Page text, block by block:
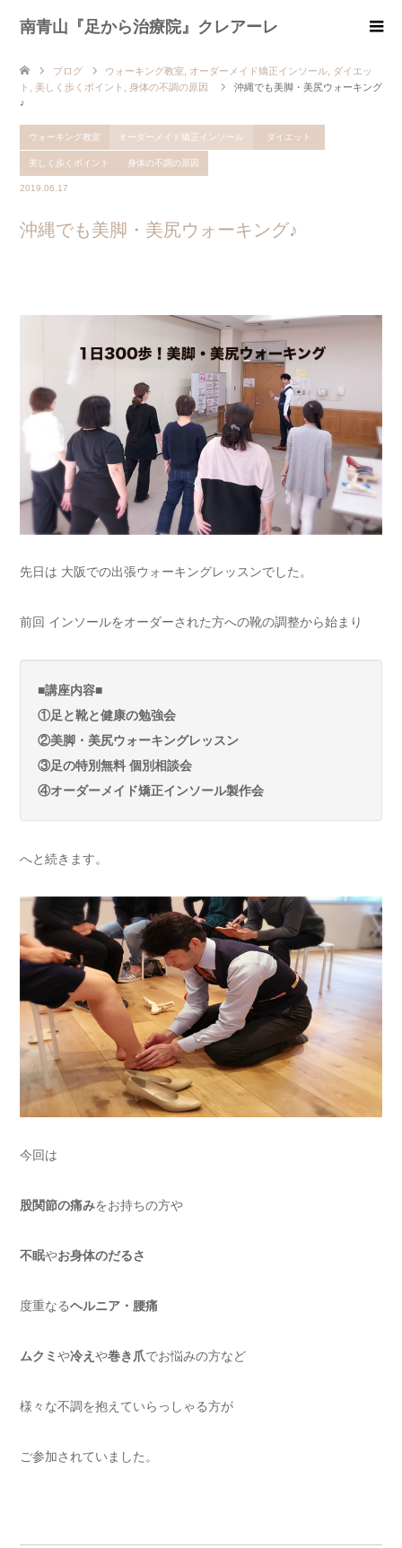
南青山『足から治療院』クレアーレ
ブログ ウォーキング教室 オーダーメイド矯正インソール
ダイエッ
ト
美しく歩くポイント 身体の不調の原因
沖縄でも美脚・美尻ウォーキング
♪
ウォーキング教室 オーダーメイド矯正インソール ダイエット
美しく歩くポイント 身体の不調の原因
2019.06.17
沖縄でも美脚・美尻ウォーキング♪
先日は 大阪での出張ウォーキングレッスンでした。
前回 インソールをオーダーされた方への靴の調整から始まり
■講座内容■
①足と靴と健康の勉強会
②美脚・美尻ウォーキングレッスン
③足の特別無料 個別相談会
④オーダーメイド矯正インソール製作会
へと続きます。
今回は
股関節の痛みをお持ちの方や
不眠やお身体のだるさ
度重なるヘルニア・腰痛
ムクミ や冷え や巻き爪でお悩みの方など
様々な不調を抱えていらっしゃる方が
ご参加されていました。